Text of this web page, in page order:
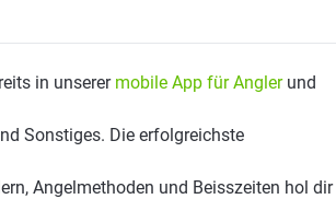
in unserer mobile App für Anglerund
Sonstiges. Die erfolgreichste
Angelmethoden und Beisszeiten hol dir